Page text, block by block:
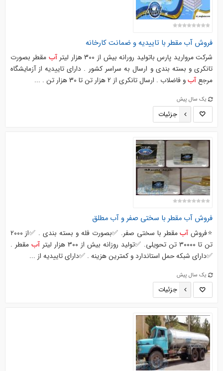
فروش آب مقطر با تاییدیه و ضمانت کارخانه
شرکت مروارید پارس باتولید رورانه بیش از 300 هزار لیتر آب مقطر بصورت
تانکری و بسته بندی و ارسال به سراسر کشور . دارای تاییدیه از آزمایشگاه
مرجع آبو فاضلاب . ارسال تانکری از 2 هزار تن تا 30 هزار تن . ...
یک سال پیش
جزئیات
فروش آب مقطر با سختی صفر و آب مطلق
⭐️فروشآب
مقطر با سختی صفر. ✅بصورت فله و بسته بندی . ✅از ۲۰۰۰
تن تا ۳۰۰۰۰ تن تحویلی. ✅تولید روزانه بیش از ۳۰۰ هزار لیتر
آب مقطر .
✅دارای شبکه حمل استاندارد و کمترین هزینه . ✅دارای تاییدیه از ...
یک سال پیش
جزئیات